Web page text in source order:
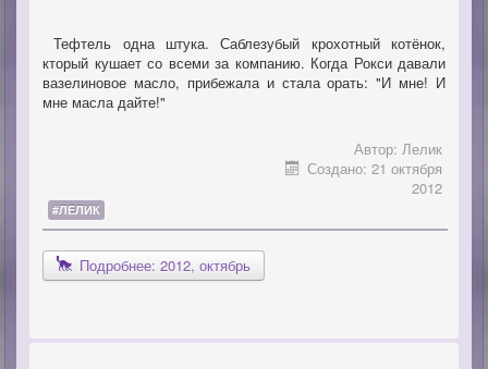
Тефтель одна штука. Саблезубый крохотный котёнок,
кторый кушает со всеми за компанию. Когда Рокси давали
вазелиновое масло, прибежала и стала орать: "И мне! И
мне масла дайте!"
Автор: Лелик
Создано: 21 октября
2012
#ЛЕЛИК
Подробнее: 2012, октябрь